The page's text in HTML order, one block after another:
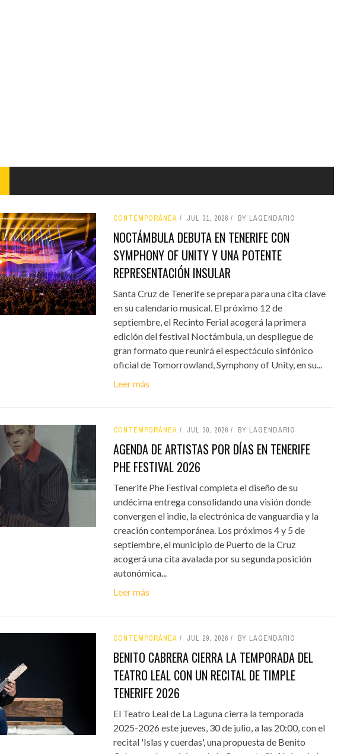
CONTEMPORÁNEA JUL 31, 2026 BY LAGENDARIO
NOCTÁMBULA DEBUTA EN TENERIFE CON
SYMPHONY OF UNITY Y UNA POTENTE
REPRESENTACIÓN INSULAR
Santa Cruz de Tenerife se prepara para una cita clave
en su calendario musical. El próximo 12 de
septiembre, el Recinto Ferial acogerá la primera
edición del festival Noctámbula, un despliegue de
gran formato que reunirá el espectáculo sinfónico
oficial de Tomorrowland, Symphony of Unity, en su...
Leer más
CONTEMPORÁNEA JUL 30, 2026 BY LAGENDARIO
AGENDA DE ARTISTAS POR DÍAS EN TENERIFE
PHE FESTIVAL 2026
Tenerife Phe Festival completa el diseño de su
undécima entrega consolidando una visión donde
convergen el indie, la electrónica de vanguardia y la
creación contemporánea. Los próximos 4 y 5 de
septiembre, el municipio de Puerto de la Cruz
acogerá una cita avalada por su segunda posición
autonómica...
Leer más
CONTEMPORÁNEA JUL 29, 2026 BY LAGENDARIO
BENITO CABRERA CIERRA LA TEMPORADA DEL
TEATRO LEAL CON UN RECITAL DE TIMPLE
TENERIFE 2026
El Teatro Leal de La Laguna cierra la temporada
2025-2026 este jueves, 30 de julio, a las 20:00, con el
recital 'Islas y cuerdas', una propuesta de Benito